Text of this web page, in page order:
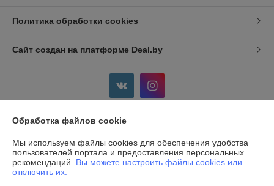
Политика обработки cookies
Сайт создан на платформе Deal.by
Индивидуальный предприниматель:ИП Дершлекас Виктор
Викторович
г. Гродно, ул. Ожешко, д.49, кв. 2.
Обработка файлов cookie
Мы используем файлы cookies для обеспечения удобства
пользователей портала и предоставления персональных
рекомендаций. Вы можете настроить файлы cookies или
отключить их.